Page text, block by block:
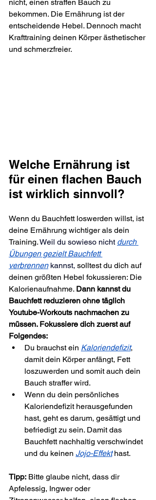
nicht, einen straffen Bauch zu
bekommen. Die Ernährung ist der
entscheidende Hebel. Dennoch macht
Krafttraining deinen Körper ästhetischer
und schmerzfreier.
Welche Ernährung ist
für einen flachen Bauch
ist wirklich sinnvoll?
Wenn du Bauchfett loswerden willst, ist
deine Ernährung wichtiger als dein
Training. Weil du sowieso nicht durch
Übungen gezielt Bauchfett
verbrennen kannst, solltest du dich auf
deinen größten Hebel fokussieren: Die
Kalorienaufnahme. Dann kannst du
Bauchfett reduzieren ohne täglich
Youtube-Workouts nachmachen zu
müssen. Fokussiere dich zuerst auf
Folgendes:
Du brauchst ein Kaloriendefizit,
damit dein Körper anfängt, Fett
loszuwerden und somit auch dein
Bauch straffer wird.
Wenn du dein persönliches
Kaloriendefizit herausgefunden
hast, geht es darum, gesättigt und
befriedigt zu sein. Damit das
Bauchfett nachhaltig verschwindet
und du keinen Jojo-Effekt hast.
Tipp: Bitte glaube nicht, dass dir
Apfelessig, Ingwer oder